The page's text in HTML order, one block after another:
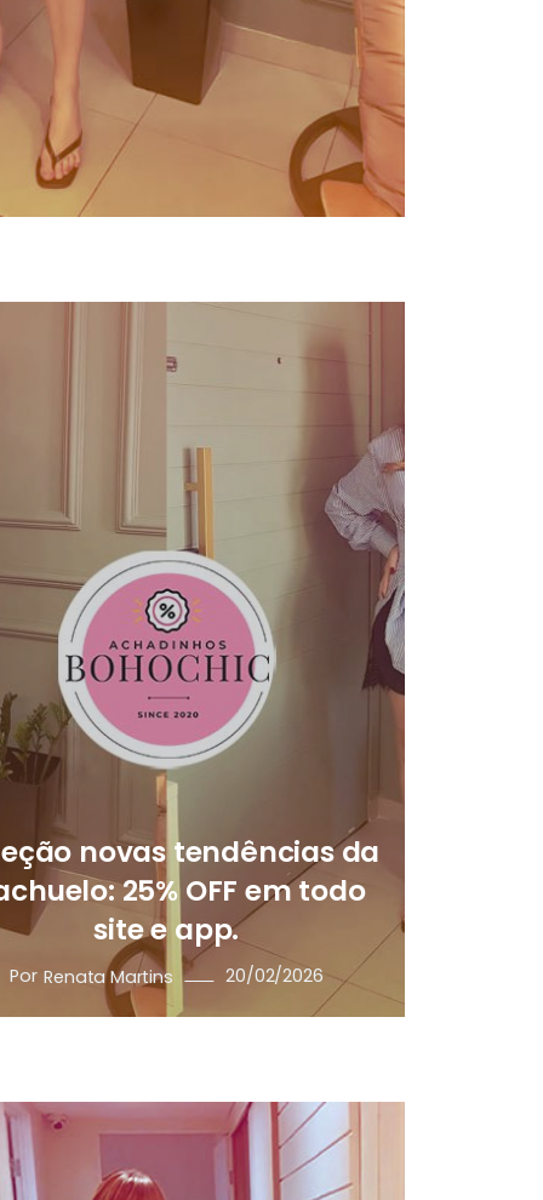
novas tendências da
25% OFF em todo
site e app.
Por Renata Martins 20/02/2026